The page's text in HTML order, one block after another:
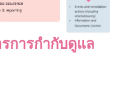
การกำกับดูแล